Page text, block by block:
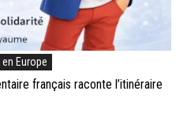
en Europe
français raconte l’itinéraire